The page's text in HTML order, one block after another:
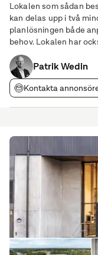
Lokalen som sådan
kan delas upp i två
planlösningen både
behov. Lokalen har
trivsam miljö för
lagerytan som erbjuder
Patrik Wedin
Kontakta